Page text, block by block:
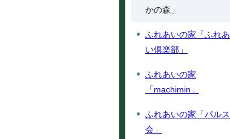
かの森」
ふれあいの家「ふれあ
い倶楽部」
ふれあいの家
「machimin」
ふれあいの家「パルス
会」